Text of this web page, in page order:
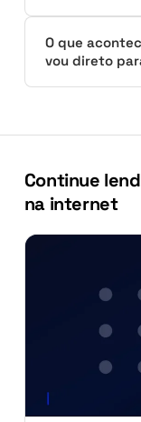
O que
vou direto
Continue
na internet